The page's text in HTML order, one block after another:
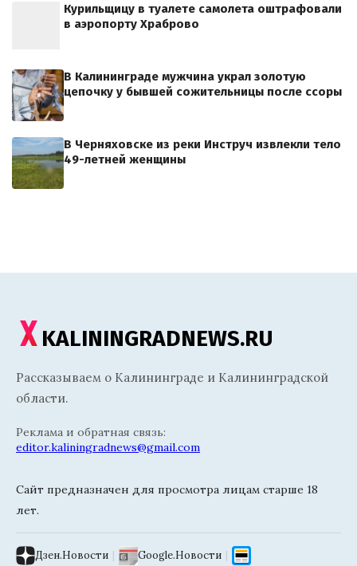
Курильщицу в туалете самолета оштрафовали
в аэропорту Храброво
В Калининграде мужчина украл золотую
цепочку у бывшей сожительницы после ссоры
В Черняховске из реки Инструч извлекли тело
49-летней женщины
KALININGRADNEWS.RU
Рассказываем о Калининграде и Калининградской
области.
Реклама и обратная связь:
editor.kaliningradnews@gmail.com
Сайт предназначен для просмотра лицам старше 18
лет.
Дзен.Новости | Google.Новости |